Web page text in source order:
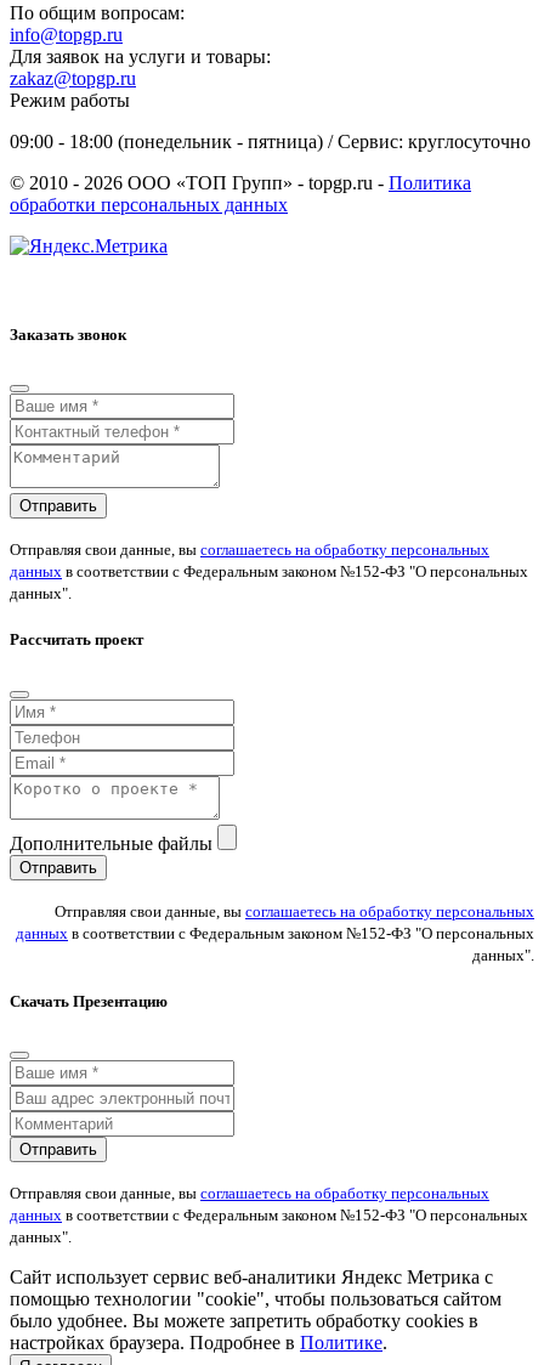
По общим вопросам:
info@topgp.ru
Для заявок на услуги и товары:
zakaz@topgp.ru
Режим работы
09:00 - 18:00 (понедельник - пятница) / Сервис: круглосуточно
© 2010 - 2026 ООО «ТОП Групп» - topgp.ru - Политика
обработки персональных данных
Заказать звонок
Отправить
Отправляя свои данные, вы соглашаетесь на обработку персональных
данных в соответствии с Федеральным законом №152-ФЗ "О персональных
данных".
Рассчитать проект
Дополнительные файлы
Отправить
Отправляя свои данные, вы соглашаетесь на обработку персональных
данных в соответствии с Федеральным законом №152-ФЗ "О персональных
данных".
Скачать Презентацию
Отправить
Отправляя свои данные, вы соглашаетесь на обработку персональных
данных в соответствии с Федеральным законом №152-ФЗ "О персональных
данных".
Сайт использует сервис веб-аналитики Яндекс Метрика с
помощью технологии "cookie", чтобы пользоваться сайтом
было удобнее. Вы можете запретить обработку cookies в
настройках браузера. Подробнее в Политике.